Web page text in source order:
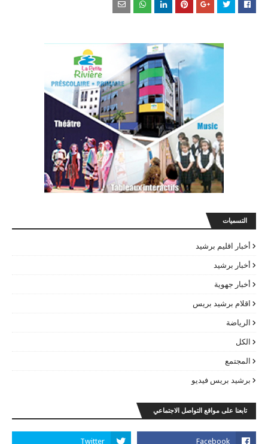
التسميات
أخبار اقليم برشيد
أخبار برشيد
أخبار جهوية
اقلام برشيد بريس
الرياضة
الكل
المجتمع
برشيد بريس فيديو
تابعنا على مواقع التواصل الاجتماعي